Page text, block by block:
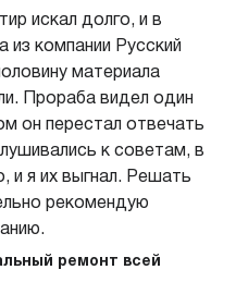
искал долго, и в
из компании Русский
материала
Прораба видел один
он перестал отвечать
к советам, в
и я их выгнал. Решать
рекомендую
ремонт всей